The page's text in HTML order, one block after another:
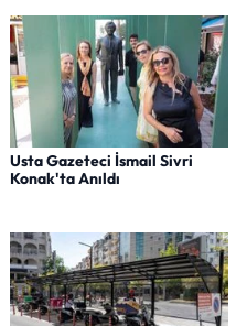
Usta Gazeteci İsmail Sivri
Konak'ta Anıldı